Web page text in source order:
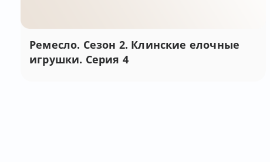
Ремесло. Сезон 2. Клинские елочные
игрушки. Серия 4